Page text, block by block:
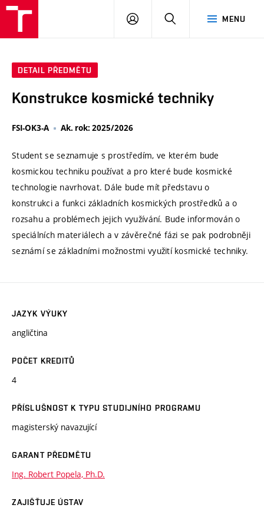
MENU
PŘIHLÁSIT
DETAIL PŘEDMĚTU
Konstrukce kosmické techniky
FSI-OK3-A Ak. rok: 2025/2026
Student se seznamuje s prostředím, ve kterém bude
kosmickou techniku používat a pro které bude kosmické
technologie navrhovat. Dále bude mít představu o
konstrukci a funkci základních kosmických prostředků a o
rozsahu a problémech jejich využívání. Bude informován o
speciálních materiálech a v závěrečné fázi se pak podrobněji
seznámí se základními možnostmi využití kosmické techniky.
JAZYK VÝUKY
angličtina
POČET KREDITŮ
4
PŘÍSLUŠNOST K TYPU STUDIJNÍHO PROGRAMU
magisterský navazující
GARANT PŘEDMĚTU
Ing. Robert Popela, Ph.D.
ZAJIŠŤUJE ÚSTAV